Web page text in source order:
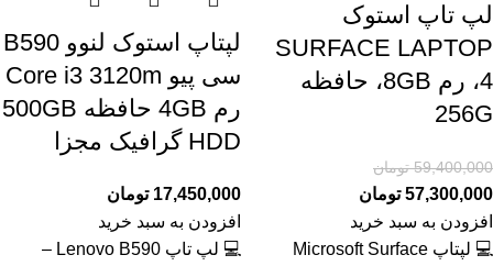
لپ تاپ استوک
SURFACE LAPTOP
4، رم 8GB، حافظه
256G
59,400,000 تومان
57,300,000 تومان
افزودن به سبد خرید
💻 لپتاپ Microsoft Surface
لپتاپ استوک لنوو B590
سی پیو Core i3 3120m
رم 4GB حافظه 500GB
HDD گرافیک مجزا
17,450,000 تومان
افزودن به سبد خرید
💻 لپ تاپ Lenovo B590 –